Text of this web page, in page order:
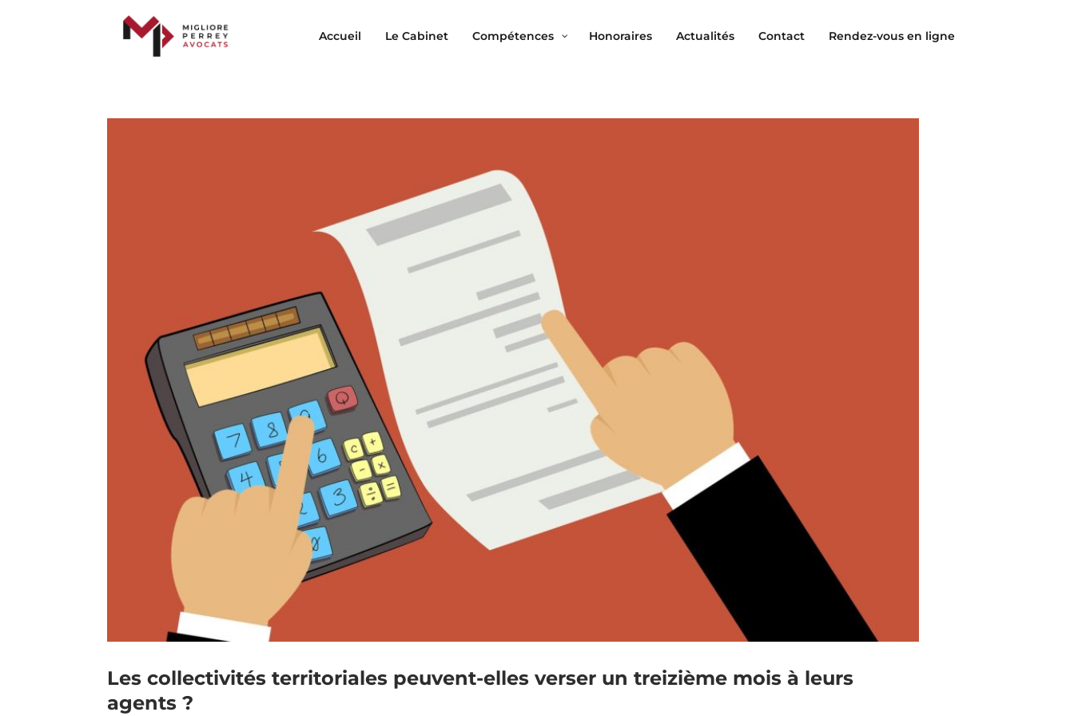
Accueil Le Cabinet Compétences Honoraires Actualités Contact Rendez-vous en ligne
Les collectivités territoriales peuvent-elles verser un treizième mois à leurs
agents ?